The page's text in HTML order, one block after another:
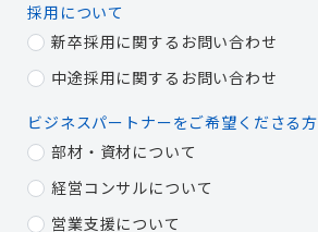
採用について
新卒採用に関するお問い合わせ
中途採用に関するお問い合わせ
ビジネスパートナーをご希望くださる方
部材・資材について
経営コンサルについて
営業支援について